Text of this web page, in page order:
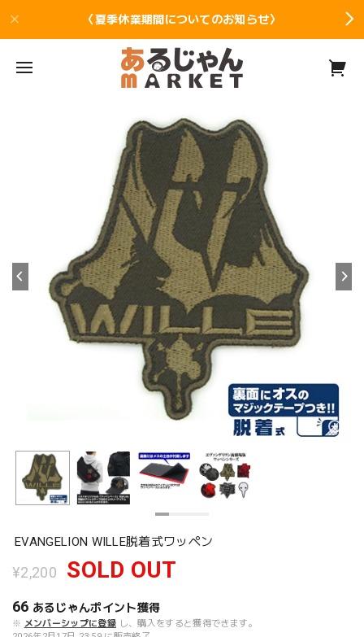
〈夏季休業期間についてのお知らせ〉
EVANGELION WILLE脱着式ワッペン
¥2,200 SOLD OUT
66 あるじゃんポイント獲得
※ メンバーシップに登録 し、購入をすると獲得できます。